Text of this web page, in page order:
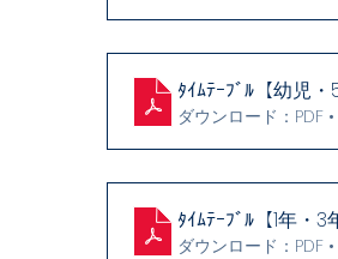
ﾀｲﾑﾃｰﾌﾞﾙ【幼児・
ダウンロード：PDF
ﾀｲﾑﾃｰﾌﾞﾙ【1年・
ダウンロード：PDF